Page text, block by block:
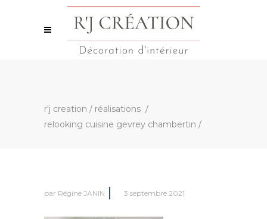
r'j creation / réalisations /
relooking cuisine gevrey chambertin /
par Régine JANIN 3 septembre 2021